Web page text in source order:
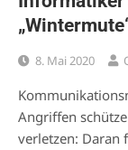
8. Mai 2020
Angriffen
verletzen: Daran